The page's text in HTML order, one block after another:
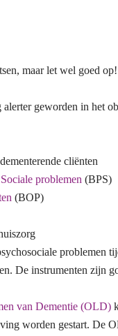
maar let wel goed
geworden in het
cliënten
problemen (BPS)
(BOP)
problemen
De instrumenten zijn
van Dementie (OLD)
worden gestart. De